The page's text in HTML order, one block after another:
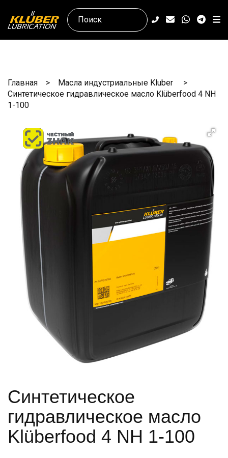
Главная
Масла индустриальные Kluber
Синтетическое гидравлическое масло Klüberfood 4 NH
1-100
Синтетическое
гидравлическое масло
Klüberfood 4 NH 1-100